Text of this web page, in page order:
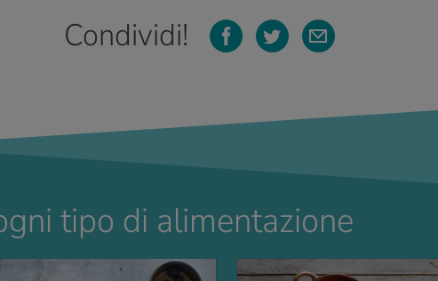
Condividi!
tipo di alimentazione